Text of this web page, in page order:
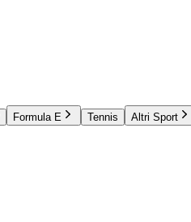
Formula E Tennis Altri Sport